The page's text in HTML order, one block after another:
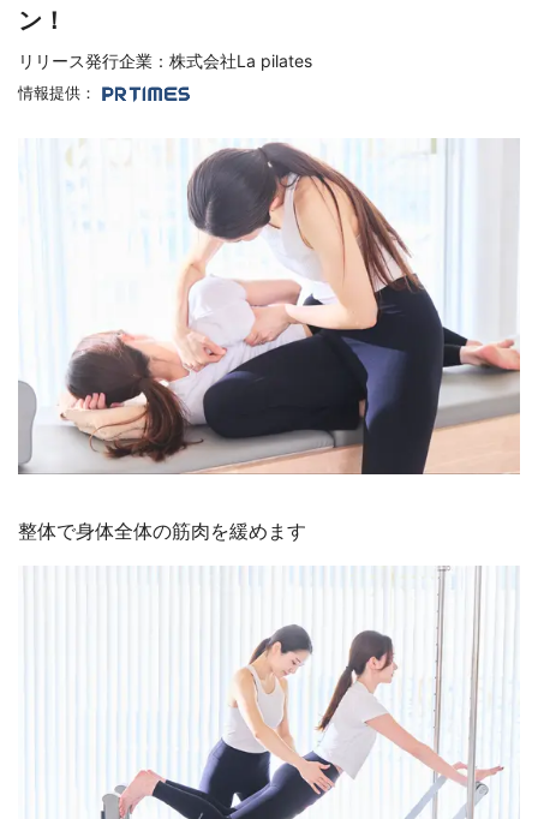
ン！
リリース発行企業：株式会社La pilates
情報提供：
整体で身体全体の筋肉を緩めます